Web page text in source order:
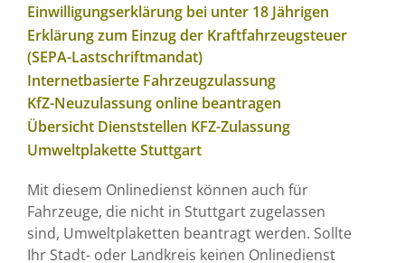
Einwilligungserklärung bei unter 18 Jährigen
Erklärung zum Einzug der Kraftfahrzeugsteuer
(SEPA-Lastschriftmandat)
Internetbasierte Fahrzeugzulassung
KfZ-Neuzulassung online beantragen
Übersicht Dienststellen KFZ-Zulassung
Umweltplakette Stuttgart
Mit diesem Onlinedienst können auch für
Fahrzeuge, die nicht in Stuttgart zugelassen
sind, Umweltplaketten beantragt werden. Sollte
Ihr Stadt- oder Landkreis keinen Onlinedienst